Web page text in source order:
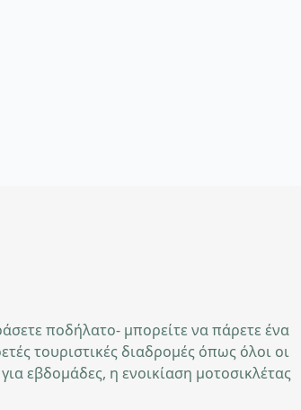
ποδήλατο- μπορείτε να πάρετε ένα
τουριστικές διαδρομές όπως όλοι οι
εβδομάδες, η ενοικίαση μοτοσικλέτας